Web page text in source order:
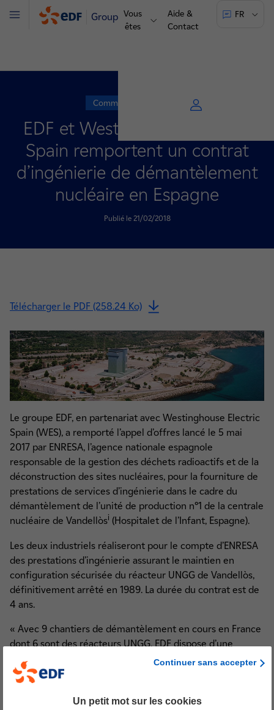
Groupe Vous
êtes
Aide &
Contact
FR
Menu
Communiqué de presse
EDF et Westinghouse Electric
Spain remportent un contrat
d’ingénierie de démantèlement
nucléaire en Espagne
Publié le 21/02/2018
Télécharger le PDF (258.24 Ko)
Le groupe EDF, en partenariat avec Westinghouse Electric
Spain (WES), a remporté l’appel d’offres lancé le 5 mai
2017 par ENRESA, l’agence nationale espagnole
responsable de la gestion des déchets radioactifs et de la
déconstruction des sites nucléaires, pour la fourniture de
prestations de services d’ingénierie dans le cadre du
démantèlement de l’unité de production n°1 de la centrale
nucléaire de Vandellòsi (Hospitalet de l’Infant, Espagne).
Les deux industriels réaliseront pour le compte d’ENRESA
des prestations d’ingénierie assurant le maintien en
configuration sécurisée du réacteur UNGG de Vandellòs,
définitivement arrêté en 1989. La durée du contrat est de
4 ans.
« Avec 9 chantiers de démantèlement en cours en France
dont 6 sont des réacteurs UNGG, EDF dispose d’une
expertise unique dans ce domaine et aspire à devenir un
acteur de référence sur le marché émergent de
avec WES sur le chantier de Vandellòs et d’apporter à
Continuer sans accepter
Un petit mot sur les cookies